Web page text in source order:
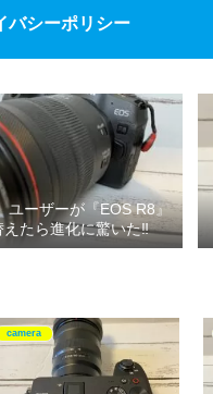
バシーポリシー
ユーザーが『EOS R8』
たら進化に驚いた‼
camera